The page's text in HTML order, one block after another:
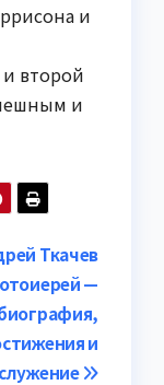
и
второй
и
Ткачев
—
и
служение